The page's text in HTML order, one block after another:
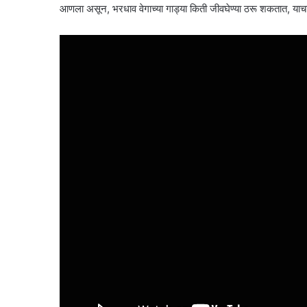
आणला असून, भरधाव वेगाच्या गाड्या किती जीवघेण्या ठरू शकतात,